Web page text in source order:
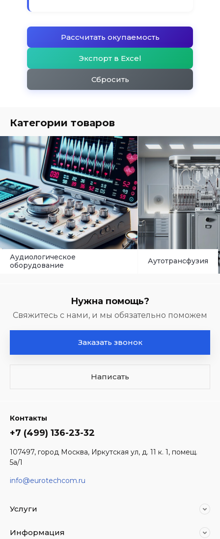
Рассчитать окупаемость
Экспорт в Excel
Сбросить
Категории товаров
Аудиологическое
оборудование
Аутотрансфузия
Нужна помощь?
Свяжитесь с нами, и мы обязательно поможем
Заказать звонок
Написать
Контакты
+7 (499) 136-23-32
107497, город Москва, Иркутская ул, д. 11 к. 1, помещ.
5а/1
info@eurotechcom.ru
Услуги
Информация